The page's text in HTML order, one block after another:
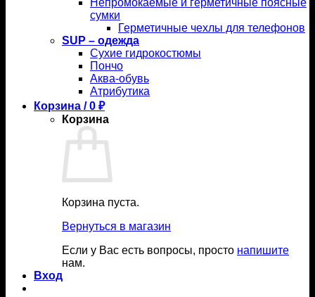
Непромокаемые и герметичные поясные
сумки
Герметичные чехлы для телефонов
SUP – одежда
Сухие гидрокостюмы
Пончо
Аква-обувь
Атрибутика
Корзина /0 ₽
Корзина
Корзина пуста.
Вернуться в магазин
Если у Вас есть вопросы, просто напишите
нам.
Вход